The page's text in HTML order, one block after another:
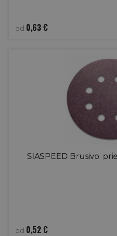
od 0,63 €
SIASPEED Brusivo;
od 0,52 €